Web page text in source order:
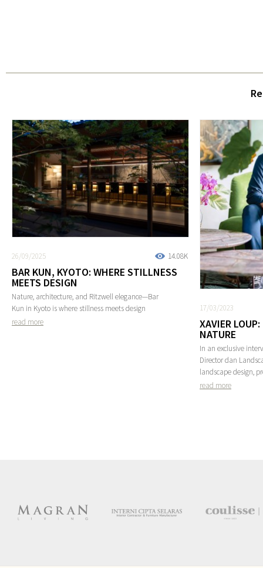
14.08K
26/09/2025
BAR KUN, KYOTO: WHERE STILLNESS
MEETS DESIGN
Nature, architecture, and Ritzwell elegance—Bar
Kun in Kyoto is where stillness meets design
read more
17/03/2023
XAVIER
NATURE
In an exclusive
Director dan
landscape design,
read more